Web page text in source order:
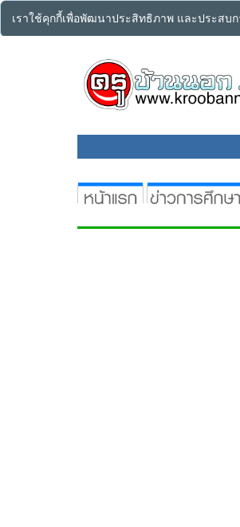
เราใช้คุกกี้เพื่อพัฒนาประสิทธิภาพ และประสบ